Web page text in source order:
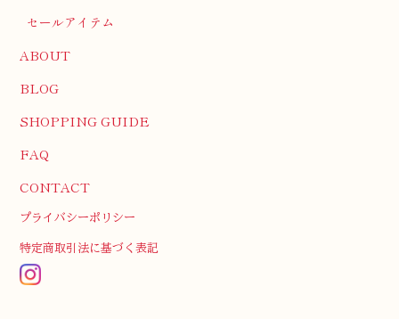
セールアイテム
ABOUT
BLOG
SHOPPING GUIDE
FAQ
CONTACT
プライバシーポリシー
特定商取引法に基づく表記